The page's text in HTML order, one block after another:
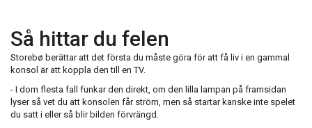
Så hittar du felen
Storebø berättar att det första du måste göra för att få liv i en gammal
konsol är att koppla den till en TV.
- I dom flesta fall funkar den direkt, om den lilla lampan på framsidan
lyser så vet du att konsolen får ström, men så startar kanske inte spelet
du satt i eller så blir bilden förvrängd.